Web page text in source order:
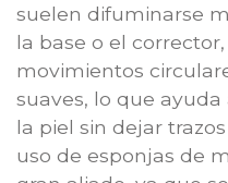
suelen difuminarse
la base o el
movimientos
suaves, lo que
la piel sin dejar
uso de esponjas de